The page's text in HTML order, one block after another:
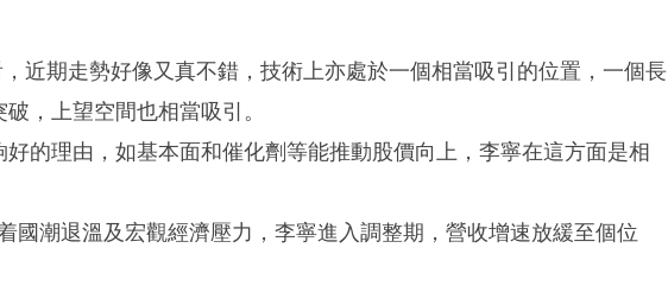
近期走勢好像又真不錯，技術上亦處於一個相當吸引的位置，一個長
，上望空間也相當吸引。
的理由，如基本面和催化劑等能推動股價向上，李寧在這方面是相
國潮退溫及宏觀經濟壓力，李寧進入調整期，營收增速放緩至個位